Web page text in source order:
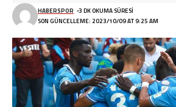
SON GÜNCELLEME: 2023/10/09 AT 9:25 AM
HABERSPOR 3 DK OKUMA SÜRESI